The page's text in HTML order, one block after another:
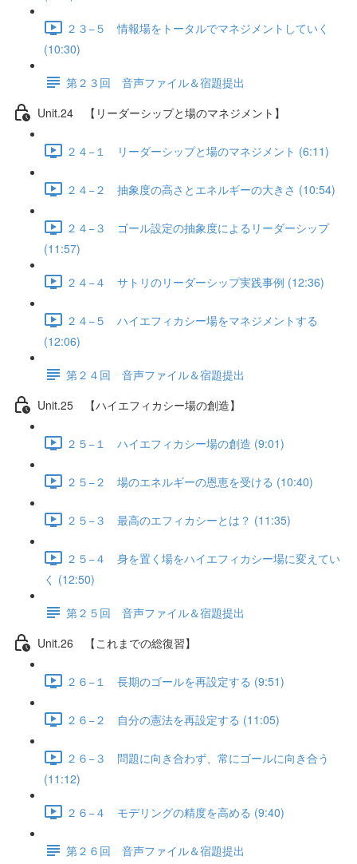
２３−５ 情報場をトータルでマネジメントしていく
(10:30)
第２３回 音声ファイル＆宿題提出
Unit.24 【リーダーシップと場のマネジメント】
２４−１ リーダーシップと場のマネジメント (6:11)
２４−２ 抽象度の高さとエネルギーの大きさ (10:54)
２４−３ ゴール設定の抽象度によるリーダーシップ
(11:57)
２４−４ サトリのリーダーシップ実践事例 (12:36)
２４−５ ハイエフィカシー場をマネジメントする
(12:06)
第２４回 音声ファイル＆宿題提出
Unit.25 【ハイエフィカシー場の創造】
２５−１ ハイエフィカシー場の創造 (9:01)
２５−２ 場のエネルギーの恩恵を受ける (10:40)
２５−３ 最高のエフィカシーとは？ (11:35)
２５−４ 身を置く場をハイエフィカシー場に変えてい
く (12:50)
第２５回 音声ファイル＆宿題提出
Unit.26 【これまでの総復習】
２６−１ 長期のゴールを再設定する (9:51)
２６−２ 自分の憲法を再設定する (11:05)
２６−３ 問題に向き合わず、常にゴールに向き合う
(11:12)
２６−４ モデリングの精度を高める (9:40)
第２６回 音声ファイル＆宿題提出